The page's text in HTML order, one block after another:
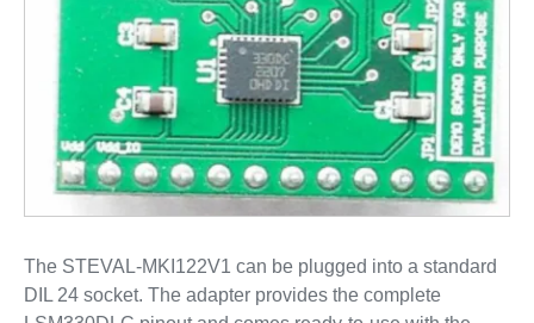
The STEVAL-MKI122V1 can be plugged into a standard
DIL 24 socket. The adapter provides the complete